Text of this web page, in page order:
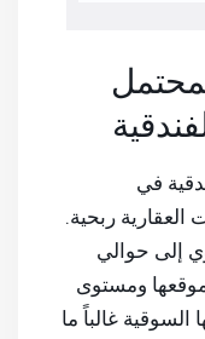
في
العقارية ربحية.
إلى حوالي
ومستوى
السوقية غالباً ما